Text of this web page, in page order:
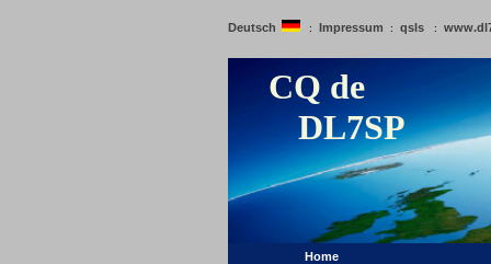
Deutsch : Impressum : qsls :
CQ de
DL7SP
Home